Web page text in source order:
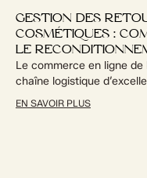
GESTION DES
COSMÉTIQUES :
LE
Le commerce en ligne
chaîne logistique
EN SAVOIR PLUS